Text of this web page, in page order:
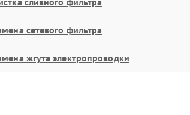
сетевого фильтра
жгута электропроводки